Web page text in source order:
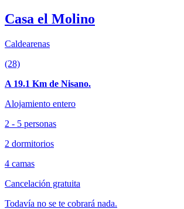
Casa el Molino
Caldearenas
(28)
A 19.1 Km de Nisano.
Alojamiento entero
2 - 5 personas
2 dormitorios
4 camas
Cancelación gratuita
Todavía no se te cobrará nada.